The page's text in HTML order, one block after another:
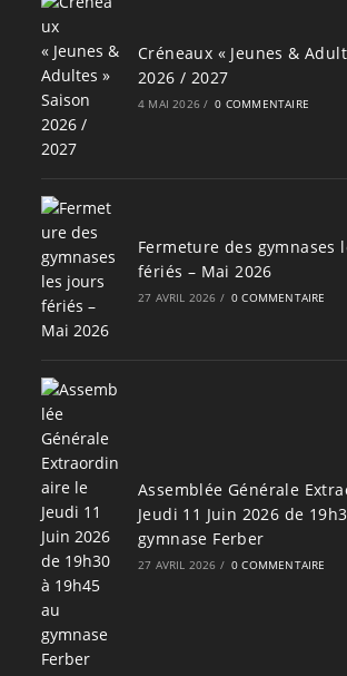
Créneaux « Jeunes &
2026 / 2027
4 MAI 2026 / 0 COMMENTAIRE
Fermeture des gymnases
fériés – Mai 2026
27 AVRIL 2026 / 0 COMMENTAIRE
Assemblée Générale
Jeudi 11 Juin 2026 de
gymnase Ferber
27 AVRIL 2026 / 0 COMMENTAIRE